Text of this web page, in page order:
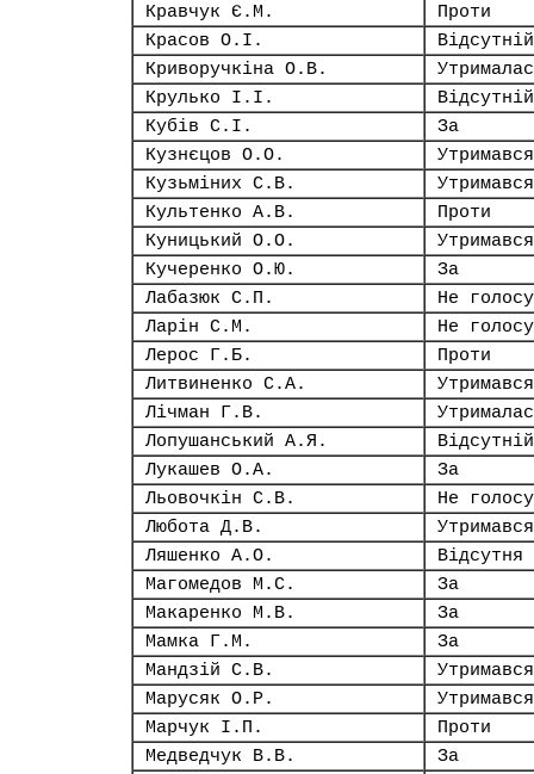
Кравчук Є.М.
Проти
Красов О.І.
Відсутній
Криворучкіна О.В.
Крулько І.І.
Відсутній
Кубів С.І.
За
Кузнєцов О.О.
Утримався
Кузьміних С.В.
Утримався
Культенко А.В.
Проти
Куницький О.О.
Утримався
Кучеренко О.Ю.
За
Лабазюк С.П.
Не
Ларін С.М.
Не
Лерос Г.Б.
Проти
Литвиненко С.А.
Утримався
Лічман Г.В.
Лопушанський А.Я.
Відсутній
Лукашев О.А.
За
Льовочкін С.В.
Не
Любота Д.В.
Утримався
Ляшенко А.О.
Відсутня
Магомедов М.С.
За
Макаренко М.В.
За
Мамка Г.М.
За
Мандзій С.В.
Утримався
Марусяк О.Р.
Утримався
Марчук І.П.
Проти
Медведчук В.В.
За